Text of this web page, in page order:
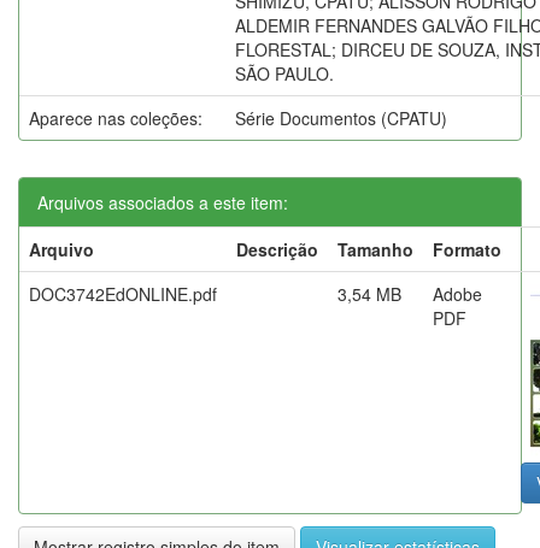
ALDEMIR FERNANDES GALVÃO
FLORESTAL; DIRCEU DE SOUZA,
SÃO PAULO.
Aparece nas coleções:
Série Documentos (CPATU)
Arquivos associados a este item:
Arquivo
Descrição Tamanho
Formato
DOC3742EdONLINE.pdf
3,54 MB
Adobe
PDF